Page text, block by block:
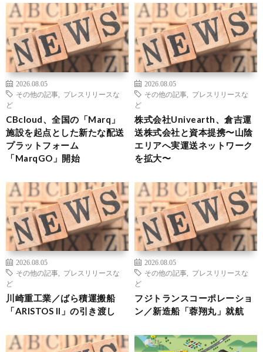
2026.08.05
その他の記事
プレスリリースな
ど
CBcloud、全国の「Marq」
施設を起点とした新たな配送
プラットフォーム
「MarqGO」開始
2026.08.05
その他の記事
プレスリリースな
ど
株式会社Univearth、倉吉運
送株式会社と資本提携〜山陰
エリアへ実運送ネットワーク
を拡大〜
2026.08.05
その他の記事
プレスリリースな
ど
川崎重工業／ばら積運搬船
「ARISTOS II」の引き渡し
2026.08.05
その他の記事
プレスリリースな
ど
フジトランスコーポレーショ
ン／新造船「蓉翔丸」就航